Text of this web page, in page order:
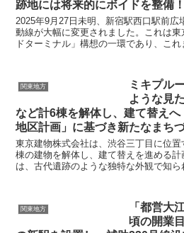
跡地には将来的にボイドを整備！
2025年9月27日未明、新宿駅西口駅前
動線が大幅に変更されました。これは
ドターミナル」構想の一環であり、これ
関東地方
ミキプル
ような見
など計6棟を解体し、建て替え
地区計画」に基づき新たなまち
東京建物株式会社は、渋谷三丁目に位
棟の建物を解体し、建て替えを進める
は、古代遺跡のような独特な外観で知ら
関東地方
「都営大
頃の開業